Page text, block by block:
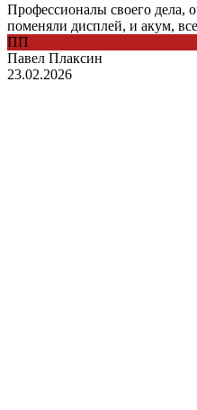
Профессионалы своего дела,
поменяли дисплей, и акум,
ПП
Павел Плаксин
23.02.2026